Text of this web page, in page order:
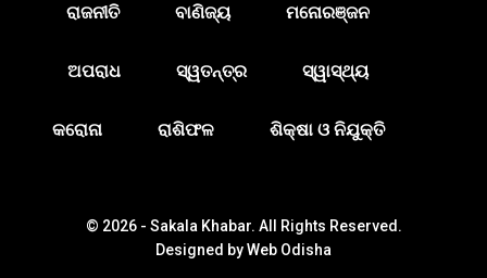
ରାଜନୀତି ବାଣିଜ୍ୟ ମନୋରଞ୍ଜନ
ଅପରାଧ ସ୍ୱତନ୍ତ୍ର ସ୍ୱାସ୍ଥ୍ୟ
କରୋନା ରାଶିଫଳ ଶିକ୍ଷା ଓ ନିଯୁକ୍ତି
© 2026 - Sakala Khabar. All Rights Reserved.
Designed byWeb Odisha